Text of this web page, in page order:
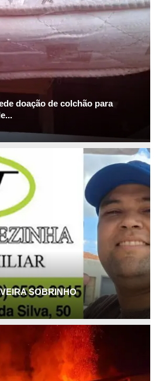
doação de colchão para
SOBRINHO